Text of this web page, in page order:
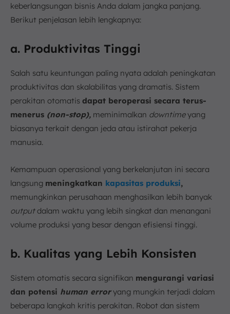
keberlangsungan bisnis Anda dalam jangka panjang.
Berikut penjelasan lebih lengkapnya:
a. Produktivitas Tinggi
Salah satu keuntungan paling nyata adalah peningkatan
produktivitas dan skalabilitas yang dramatis. Sistem
perakitan otomatis dapat beroperasi secara terus-
menerus (non-stop), meminimalkan downtimeyang
biasanya terkait dengan jeda atau istirahat pekerja
manusia.
Kemampuan operasional yang berkelanjutan ini secara
langsung meningkatkan kapasitas produksi,
memungkinkan perusahaan menghasilkan lebih banyak
outputdalam waktu yang lebih singkat dan menangani
volume produksi yang besar dengan efisiensi tinggi.
b. Kualitas yang Lebih Konsisten
Sistem otomatis secara signifikan mengurangi variasi
dan potensi human erroryang mungkin terjadi dalam
beberapa langkah kritis perakitan. Robot dan sistem